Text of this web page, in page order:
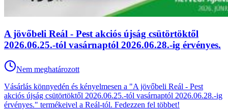
A jövőbeli Reál - Pest akciós újság csütörtöktől
2026.06.25.-tól vasárnaptól 2026.06.28.-ig érvényes.
Nem meghatározott
Vásárlás könnyedén és kényelmesen a "A jövőbeli Reál - Pest
akciós újság csütörtöktől 2026.06.25.-tól vasárnaptól 2026.06.28.-ig
érvényes." termékeivel a Reál-tól. Fedezzen fel többet!